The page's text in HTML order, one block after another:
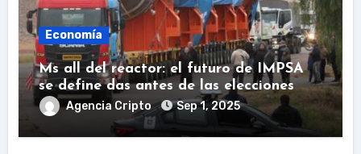
Economía
Ms all del reactor: el futuro de IMPSA
se define das antes de las elecciones
Agencia Cripto Sep 1, 2025